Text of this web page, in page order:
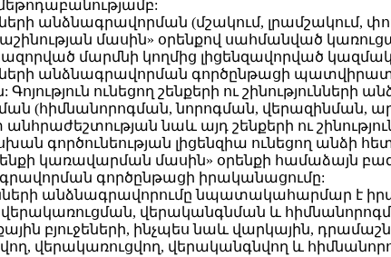
անձնագրավորման (մշակում, լրամշակում,
մասին» օրենքով սահմանված
մարմնի կողմից լիցենզավորված
անձնագրավորման գործընթացի
ունեցող շենքերի ու
(հիմնանորոգման, նորոգման,
նաև այդ շենքերի ու
գործունեության լիցենզիա ունեցող անձի
կառավարման մասին» օրենքի համաձայն
գործընթացի իրականացումը:
անձնագրավորումը նպատակահարմար է
վերակառուցման, վերականգնման և
բյուջեների, ինչպես նաև վարկային,
վերակառուցվող, վերականգնվող և